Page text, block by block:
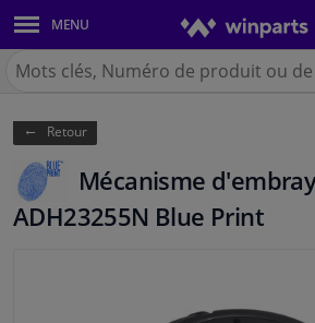
MENU
Carrosserie & tôles
Feux & ampoules
Freinage
Système d'échappement
Refroidissement & chauffage
Chercher
Winparts.be
Retour
Mécanisme
ADH23255N Blue Print